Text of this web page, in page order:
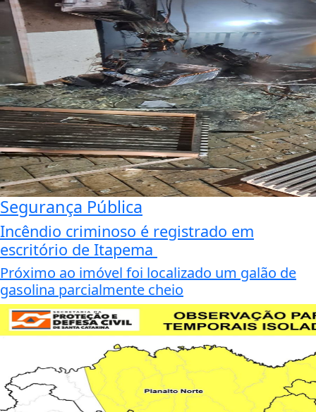
Segurança Pública
Incêndio criminoso é registrado em
escritório de Itapema
Próximo ao imóvel foi localizado um galão de
gasolina parcialmente cheio